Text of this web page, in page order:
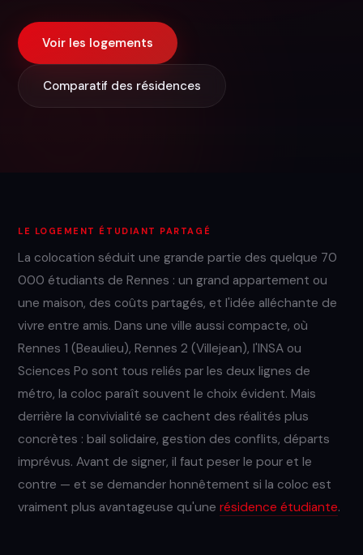
Voir les logements
Comparatif des résidences
LE LOGEMENT ÉTUDIANT PARTAGÉ
La colocation séduit une grande partie des quelque 70
000 étudiants de Rennes : un grand appartement ou
une maison, des coûts partagés, et l'idée alléchante de
vivre entre amis. Dans une ville aussi compacte, où
Rennes 1 (Beaulieu), Rennes 2 (Villejean), l'INSA ou
Sciences Po sont tous reliés par les deux lignes de
métro, la coloc paraît souvent le choix évident. Mais
derrière la convivialité se cachent des réalités plus
concrètes : bail solidaire, gestion des conflits, départs
imprévus. Avant de signer, il faut peser le pour et le
contre — et se demander honnêtement si la coloc est
vraiment plus avantageuse qu'une résidence étudiante.